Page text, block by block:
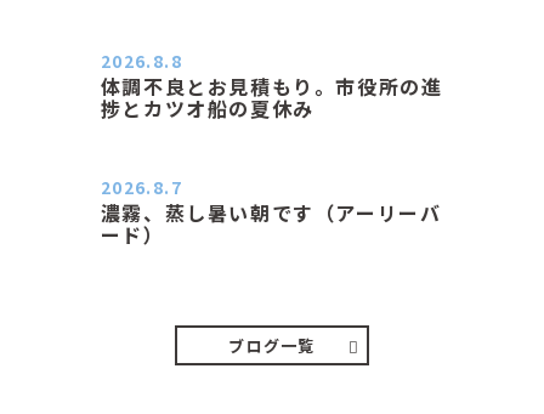
体調不良とお見積もり。市役所の進
捗とカツオ船の夏休み
2026.8.8
濃霧、蒸し暑い朝です（アーリーバ
ード）
2026.8.7
ブログ一覧